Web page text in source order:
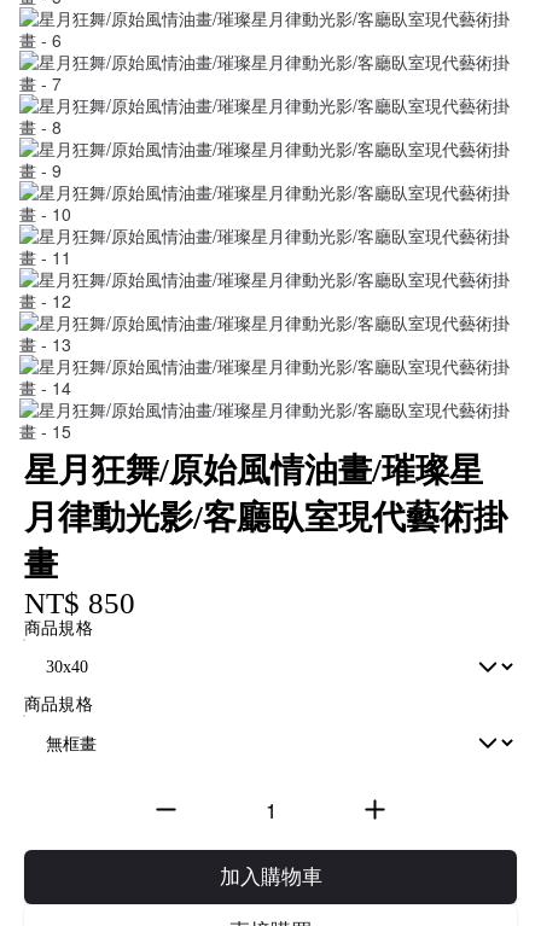
星月狂舞/原始風情油畫/璀璨星
月律動光影/客廳臥室現代藝術掛
畫
NT$ 850
商品規格
商品規格
加入購物車